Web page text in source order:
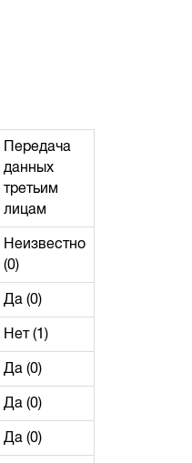
Передача
данных
третьим
лицам
Неизвестно
(0)
Да (0)
Нет (1)
Да (0)
Да (0)
Да (0)